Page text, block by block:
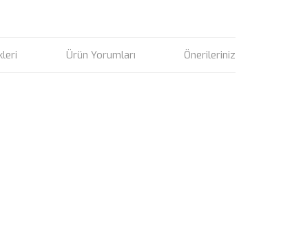
Ürün Yorumları Önerileriniz